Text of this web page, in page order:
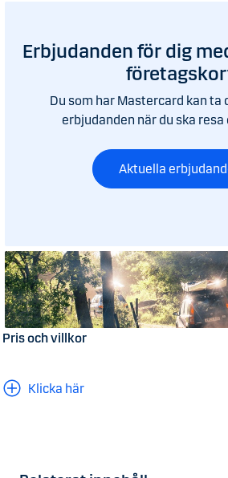
Erbjudanden för dig
Du som har Mastercard kan ta
erbjudanden när du ska resa
Aktuella
Pris och villkor
Klicka här